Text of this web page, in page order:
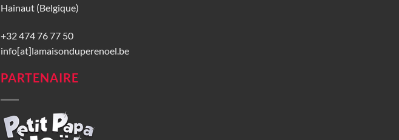
Hainaut (Belgique)
+32 474 76 77 50
info[at]lamaisonduperenoel.be
PARTENAIRE